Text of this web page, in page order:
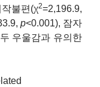
불편(χ2=2,196.9,
p<0.001), 잠자
우울감과 유의한